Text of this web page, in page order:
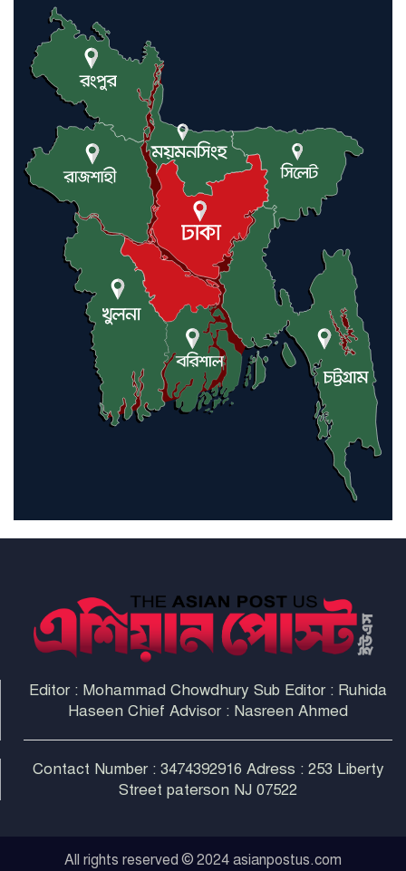
যুক্তরাষ্ট্র ও ইসরায়েল বাদে হরমুজ
প্রণালি সবার জন্য উন্মুক্ত: আরাকচি
এবার চীনের দ্বারস্থ হলেন ডোনাল্ড
ট্রাম্প
ইরানে কঠোর হামলা অব্যাহত রাখতে
ট্রাম্পকে আহ্বান সৌদি আরবের
ইরাকসহ মধ্যপ্রাচ্যে ২৪ হামলা চালাল
ইরানপন্থি গোষ্ঠী
হরমুজ প্রণালী সুরক্ষায় মিত্ররা সাহায্য
না করলে ন্যাটোর ভবিষ্যৎ খারাপ
Editor : Mohammad Chowdhury Sub Editor : Ruhida
Haseen Chief Advisor : Nasreen Ahmed
Contact Number : 3474392916 Adress : 253 Liberty
Street paterson NJ 07522
All rights reserved © 2024 asianpostus.com